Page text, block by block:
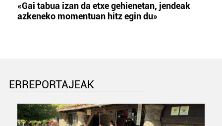
«Gai tabua izan da etxe gehienetan, jendeak
azkeneko momentuan hitz egin du»
ERREPORTAJEAK